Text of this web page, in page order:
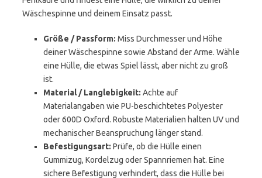
Wäschespinne und deinem Einsatz passt.
Größe / Passform: Miss Durchmesser und Höhe
deiner Wäschespinne sowie Abstand der Arme. Wähle
eine Hülle, die etwas Spiel lässt, aber nicht zu groß
ist.
Material / Langlebigkeit: Achte auf
Materialangaben wie PU-beschichtetes Polyester
oder 600D Oxford. Robuste Materialien halten UV und
mechanischer Beanspruchung länger stand.
Befestigungsart: Prüfe, ob die Hülle einen
Gummizug, Kordelzug oder Spannriemen hat. Eine
sichere Befestigung verhindert, dass die Hülle bei